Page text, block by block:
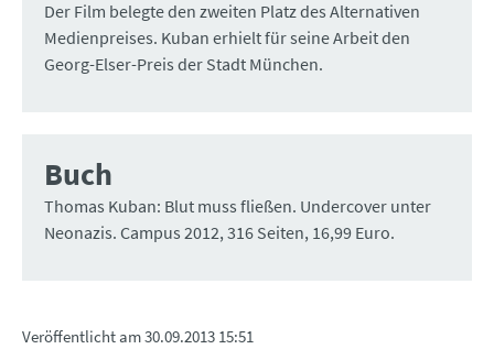
Der Film belegte den zweiten Platz des Alternativen
Medienpreises. Kuban erhielt für seine Arbeit den
Georg-Elser-Preis der Stadt München.
Buch
Thomas Kuban: Blut muss fließen. Undercover unter
Neonazis. Campus 2012, 316 Seiten, 16,99 Euro.
Veröffentlicht am30.09.2013 15:51